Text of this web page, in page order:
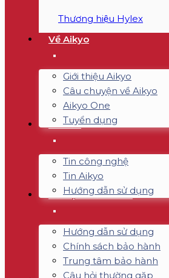
Thương hiệu Hylex
Về Aikyo
Giới thiệu Aikyo
Câu chuyện về Aikyo
Aikyo One
Tuyển dụng
Tin tức
Tin công nghệ
Tin Aikyo
Hướng dẫn sử dụng
Hỗ trợ & Bảo hành
Hướng dẫn sử dụng
Chính sách bảo hành
Trung tâm bảo hành
Câu hỏi thường gặp